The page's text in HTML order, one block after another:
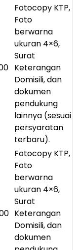
Fotocopy KTP,
Foto
berwarna
ukuran 4×6,
Surat
Keterangan
Domisili, dan
dokumen
pendukung
lainnya (sesuai
persyaratan
terbaru).
Fotocopy KTP,
Foto
berwarna
ukuran 4×6,
Surat
Keterangan
Domisili, dan
dokumen